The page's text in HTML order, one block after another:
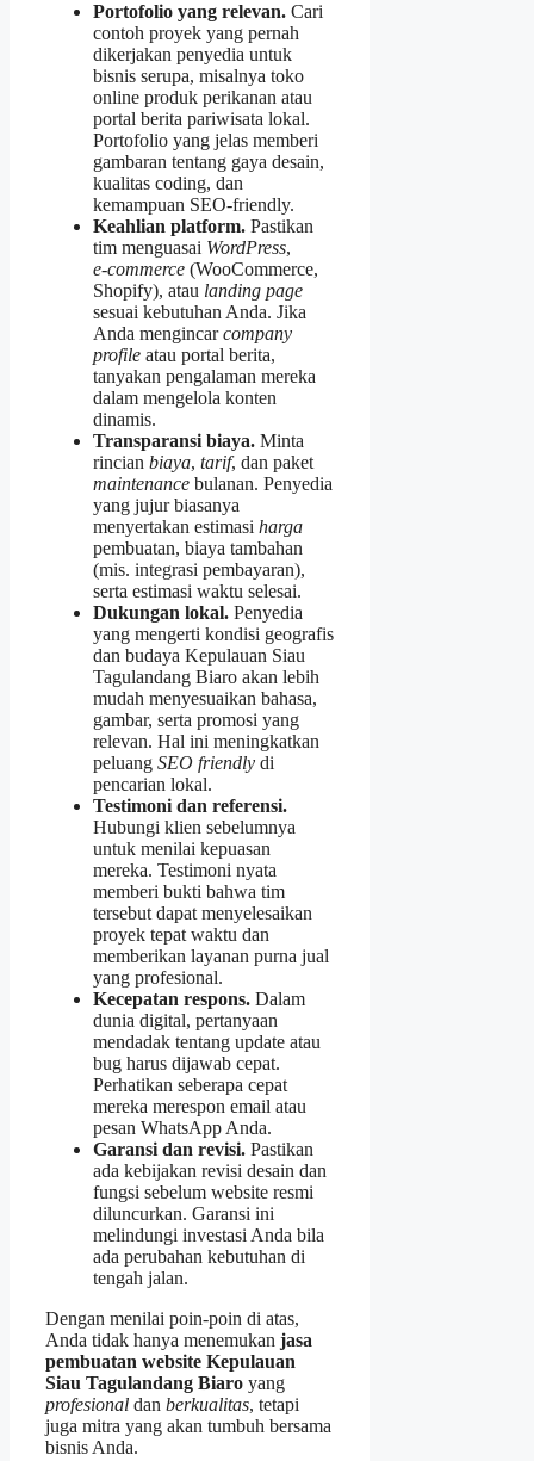
Portofolio yang relevan. Cari
contoh proyek yang pernah
dikerjakan penyedia untuk
bisnis serupa, misalnya toko
online produk perikanan atau
portal berita pariwisata lokal.
Portofolio yang jelas memberi
gambaran tentang gaya desain,
kualitas coding, dan
kemampuan SEO‑friendly.
Keahlian platform. Pastikan
tim menguasai WordPress,
e‑commerce (WooCommerce,
Shopify), atau landing page
sesuai kebutuhan Anda. Jika
Anda mengincarcompany
profile atau portal berita,
tanyakan pengalaman mereka
dalam mengelola konten
dinamis.
Transparansi biaya. Minta
rincian biaya, tarif, dan paket
maintenance bulanan. Penyedia
yang jujur biasanya
menyertakan estimasi harga
pembuatan, biaya tambahan
(mis. integrasi pembayaran),
serta estimasi waktu selesai.
Dukungan lokal. Penyedia
yang mengerti kondisi geografis
dan budaya Kepulauan Siau
Tagulandang Biaro akan lebih
mudah menyesuaikan bahasa,
gambar, serta promosi yang
relevan. Hal ini meningkatkan
peluang SEO friendly di
pencarian lokal.
Testimoni dan referensi.
Hubungi klien sebelumnya
untuk menilai kepuasan
mereka. Testimoni nyata
memberi bukti bahwa tim
tersebut dapat menyelesaikan
proyek tepat waktu dan
memberikan layanan purna jual
yang profesional.
Kecepatan respons. Dalam
dunia digital, pertanyaan
mendadak tentang update atau
bug harus dijawab cepat.
Perhatikan seberapa cepat
mereka merespon email atau
pesan WhatsApp Anda.
Garansi dan revisi. Pastikan
ada kebijakan revisi desain dan
fungsi sebelum website resmi
diluncurkan. Garansi ini
melindungi investasi Anda bila
ada perubahan kebutuhan di
tengah jalan.
Dengan menilai poin‑poin di atas,
Anda tidak hanya menemukan jasa
pembuatan website Kepulauan
Siau Tagulandang Biaro yang
profesional dan berkualitas, tetapi
juga mitra yang akan tumbuh bersama
bisnis Anda.